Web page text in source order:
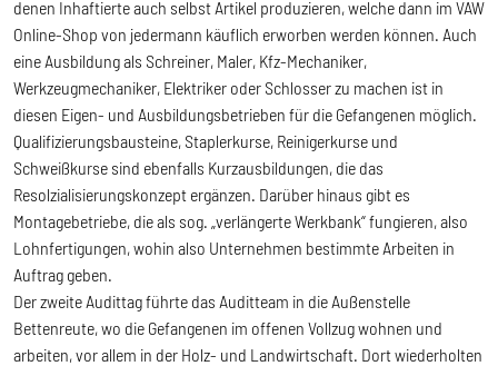
denen Inhaftierte auch selbst Artikel produzieren, welche dann im VAW
Online-Shop von jedermann käuflich erworben werden können. Auch
eine Ausbildung als Schreiner, Maler, Kfz-Mechaniker,
Werkzeugmechaniker, Elektriker oder Schlosser zu machen ist in
diesen Eigen- und Ausbildungsbetrieben für die Gefangenen möglich.
Qualifizierungsbausteine, Staplerkurse, Reinigerkurse und
Schweißkurse sind ebenfalls Kurzausbildungen, die das
Resolzialisierungskonzept ergänzen. Darüber hinaus gibt es
Montagebetriebe, die als sog. „verlängerte Werkbank“ fungieren, also
Lohnfertigungen, wohin also Unternehmen bestimmte Arbeiten in
Auftrag geben.
Der zweite Audittag führte das Auditteam in die Außenstelle
Bettenreute, wo die Gefangenen im offenen Vollzug wohnen und
arbeiten, vor allem in der Holz- und Landwirtschaft. Dort wiederholten